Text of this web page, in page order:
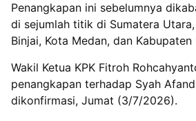
Penangkapan ini sebelumnya
di sejumlah titik di Sumatera
Binjai, Kota Medan, dan Kabupaten
Wakil Ketua KPK Fitroh
penangkapan terhadap Syah
dikonfirmasi, Jumat (3/7/2026).